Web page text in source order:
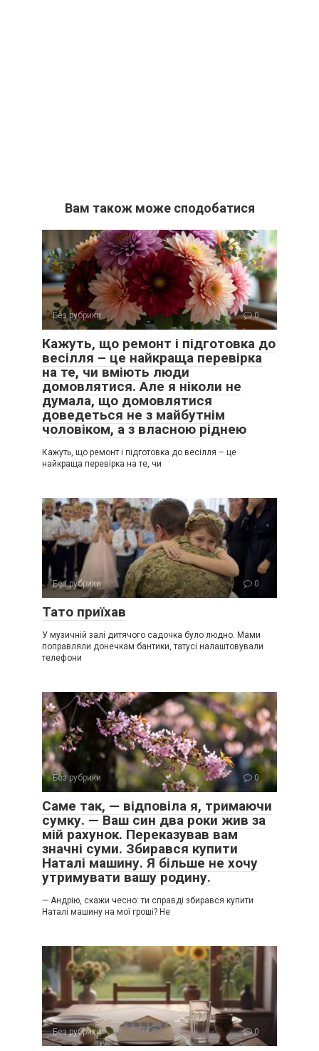
Вам також може сподобатися
Без рубрики 0
Кажуть, що ремонт і підготовка до
весілля – це найкраща перевірка
на те, чи вміють люди
домовлятися. Але я ніколи не
думала, що домовлятися
доведеться не з майбутнім
чоловіком, а з власною ріднею
Кажуть, що ремонт і підготовка до весілля – це
найкраща перевірка на те, чи
Без рубрики 0
Тато приїхав
У музичній залі дитячого садочка було людно. Мами
поправляли донечкам бантики, татусі налаштовували
телефони
Без рубрики 0
Саме так, — відповіла я, тримаючи
сумку. — Ваш син два роки жив за
мій рахунок. Переказував вам
значні суми. Збирався купити
Наталі машину. Я більше не хочу
утримувати вашу родину.
— Андрію, скажи чесно: ти справді збирався купити
Наталі машину на мої гроші? Не
Без рубрики 0